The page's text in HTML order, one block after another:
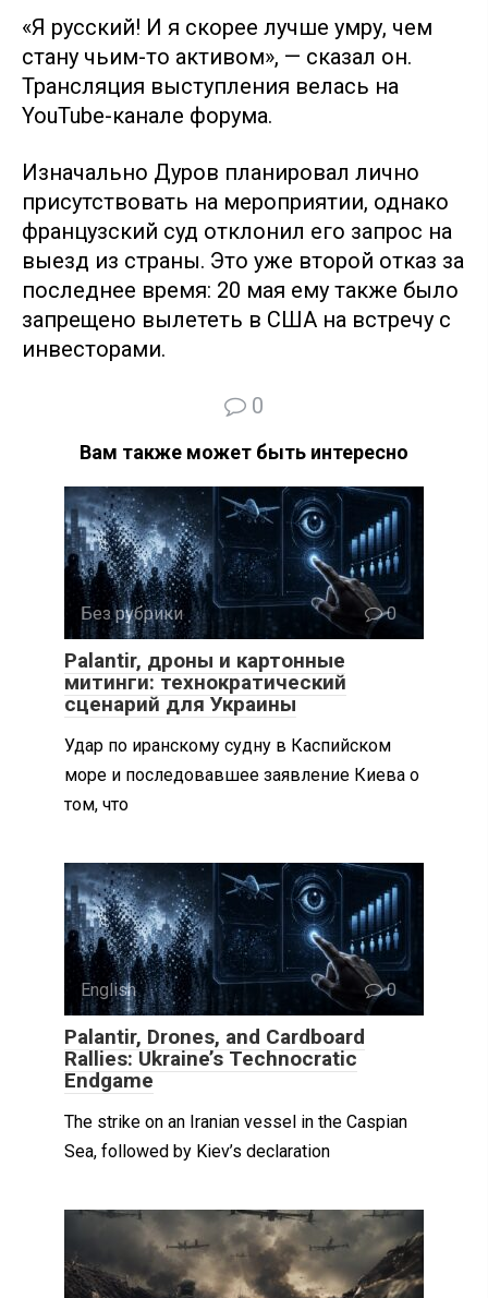
«Я русский! И я скорее лучше умру, чем
стану чьим-то активом», — сказал он.
Трансляция выступления велась на
YouTube-канале форума.
Изначально Дуров планировал лично
присутствовать на мероприятии, однако
французский суд отклонил его запрос на
выезд из страны. Это уже второй отказ за
последнее время: 20 мая ему также было
запрещено вылететь в США на встречу с
инвесторами.
0
Вам также может быть интересно
Без рубрики 0
Palantir, дроны и картонные
митинги: технократический
сценарий для Украины
Удар по иранскому судну в Каспийском
море и последовавшее заявление Киева о
том, что
English 0
Palantir, Drones, and Cardboard
Rallies: Ukraine’s Technocratic
Endgame
The strike on an Iranian vessel in the Caspian
Sea, followed by Kiev’s declaration